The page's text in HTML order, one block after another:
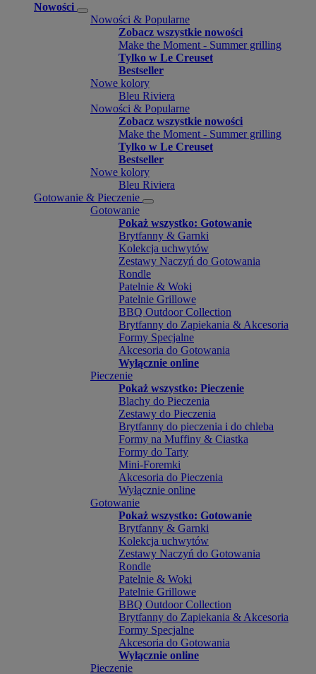
Nowości
Nowości & Popularne
Zobacz wszystkie nowości
Make the Moment - Summer grilling
Tylko w Le Creuset
Bestseller
Nowe kolory
Bleu Riviera
Nowości & Popularne
Zobacz wszystkie nowości
Make the Moment - Summer grilling
Tylko w Le Creuset
Bestseller
Nowe kolory
Bleu Riviera
Gotowanie & Pieczenie
Gotowanie
Pokaż wszystko: Gotowanie
Brytfanny & Garnki
Kolekcja uchwytów
Zestawy Naczyń do Gotowania
Rondle
Patelnie & Woki
Patelnie Grillowe
BBQ Outdoor Collection
Brytfanny do Zapiekania & Akcesoria
Formy Specjalne
Akcesoria do Gotowania
Wyłącznie online
Pieczenie
Pokaż wszystko: Pieczenie
Blachy do Pieczenia
Zestawy do Pieczenia
Brytfanny do pieczenia i do chleba
Formy na Muffiny & Ciastka
Formy do Tarty
Mini-Foremki
Akcesoria do Pieczenia
Wyłącznie online
Gotowanie
Pokaż wszystko: Gotowanie
Brytfanny & Garnki
Kolekcja uchwytów
Zestawy Naczyń do Gotowania
Rondle
Patelnie & Woki
Patelnie Grillowe
BBQ Outdoor Collection
Brytfanny do Zapiekania & Akcesoria
Formy Specjalne
Akcesoria do Gotowania
Wyłącznie online
Pieczenie